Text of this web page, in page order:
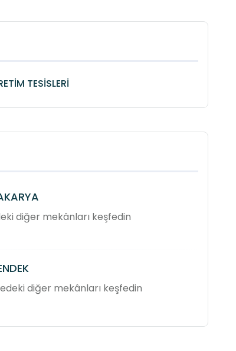
TESİSLERİ
diğer mekânları keşfedin
diğer mekânları keşfedin